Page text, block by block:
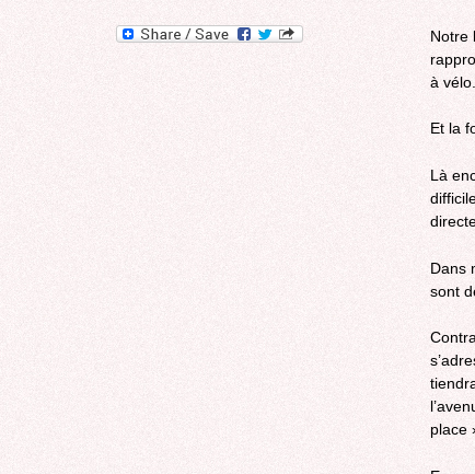
Notre
à
Et la
Là
Dans
sont
place